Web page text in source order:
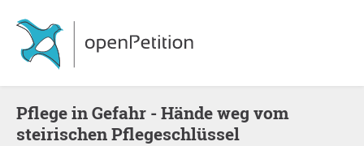
Pflege in Gefahr - Hände weg vom
steirischen Pflegeschlüssel